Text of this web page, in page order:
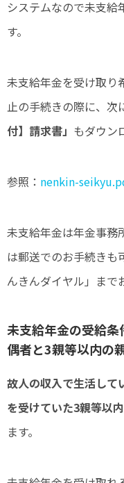
システムなので未支給
す。
未支給年金を受け取り
止の手続きの際に、次
付】請求書」 もダウン
参照： nenkin-
未支給年金は年金事務
は郵送でのお手続きも
んきんダイヤル」まで
未支給年金の受給
偶者と3親等以内の
故人の収入で生活して
を受けていた3親等以
ます。